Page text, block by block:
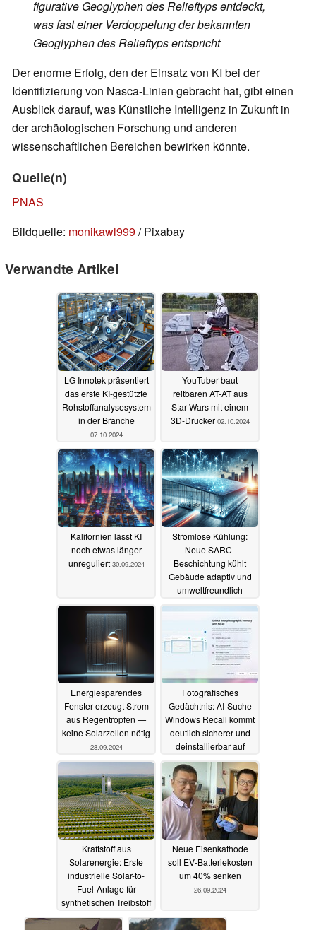
figurative Geoglyphen des Relieftyps entdeckt,
was fast einer Verdoppelung der bekannten
Geoglyphen des Relieftyps entspricht
Der enorme Erfolg, den der Einsatz von KI bei der
Identifizierung von Nasca-Linien gebracht hat, gibt einen
Ausblick darauf, was Künstliche Intelligenz in Zukunft in
der archäologischen Forschung und anderen
wissenschaftlichen Bereichen bewirken könnte.
Quelle(n)
PNAS
Bildquelle: monikawl999/ Pixabay
Verwandte Artikel
LG Innotek präsentiert
das erste KI-gestützte
Rohstoffanalysesystem
in der Branche
07.10.2024
YouTuber baut
reitbaren AT-AT aus
Star Wars mit einem
3D-Drucker 02.10.2024
Kalifornien lässt KI
noch etwas länger
unreguliert 30.09.2024
Stromlose Kühlung:
Neue SARC-
Beschichtung kühlt
Gebäude adaptiv und
umweltfreundlich
30.09.2024
Energiesparendes
Fenster erzeugt Strom
aus Regentropfen —
keine Solarzellen nötig
28.09.2024
Fotografisches
Gedächtnis: AI-Suche
Windows Recall kommt
deutlich sicherer und
deinstallierbar auf
CoPilot+ PCs zurück
28.09.2024
Kraftstoff aus
Solarenergie: Erste
industrielle Solar-to-
Fuel-Anlage für
synthetischen Treibstoff
27.09.2024
Neue Eisenkathode
soll EV-Batteriekosten
um 40% senken
26.09.2024